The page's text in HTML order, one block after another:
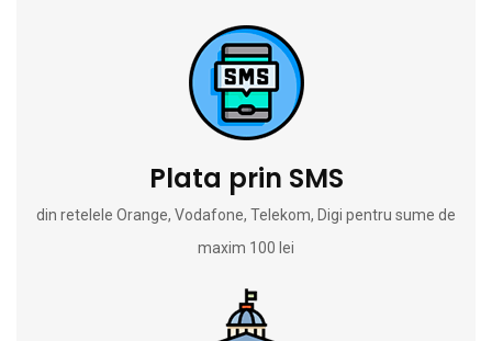
Plata prin SMS
din retelele Orange, Vodafone, Telekom, Digi pentru sume de
maxim 100 lei